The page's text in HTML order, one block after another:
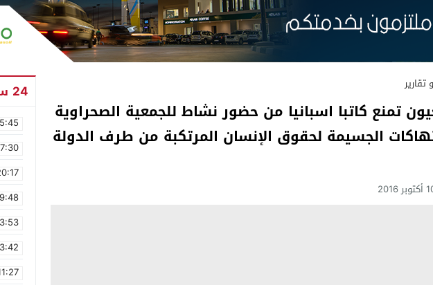
تقارير
تمنع كاتبا اسبانيا من حضور نشاط للجمعية الصحراوية
الجسيمة لحقوق الإنسان المرتكبة من طرف الدولة
2016
24 ساعة